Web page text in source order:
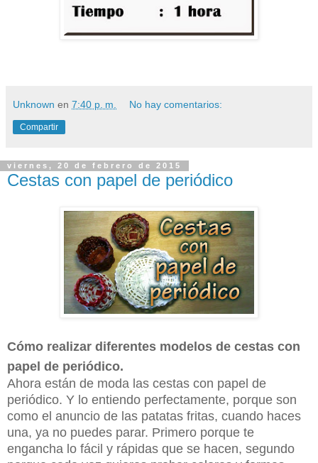
Unknown en 7:40 p. m. No hay comentarios:
Compartir
viernes, 20 de febrero de 2015
Cestas con papel de periódico
Cómo realizar diferentes modelos de cestas con
papel de periódico.
Ahora están de moda las cestas con papel de
periódico. Y lo entiendo perfectamente, porque son
como el anuncio de las patatas fritas, cuando haces
una, ya no puedes parar. Primero porque te
engancha lo fácil y rápidas que se hacen, segundo